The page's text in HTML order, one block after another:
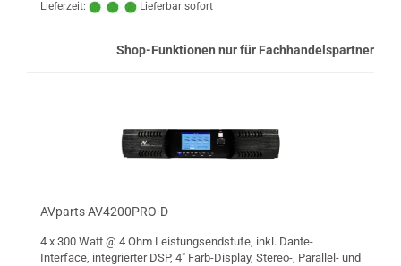
Lieferzeit:
Lieferbar sofort
Shop-Funktionen nur für Fachhandelspartner
AVparts AV4200PRO-D
4 x 300 Watt @ 4 Ohm Leistungsendstufe, inkl. Dante-
Interface, integrierter DSP, 4" Farb-Display, Stereo-, Parallel- und